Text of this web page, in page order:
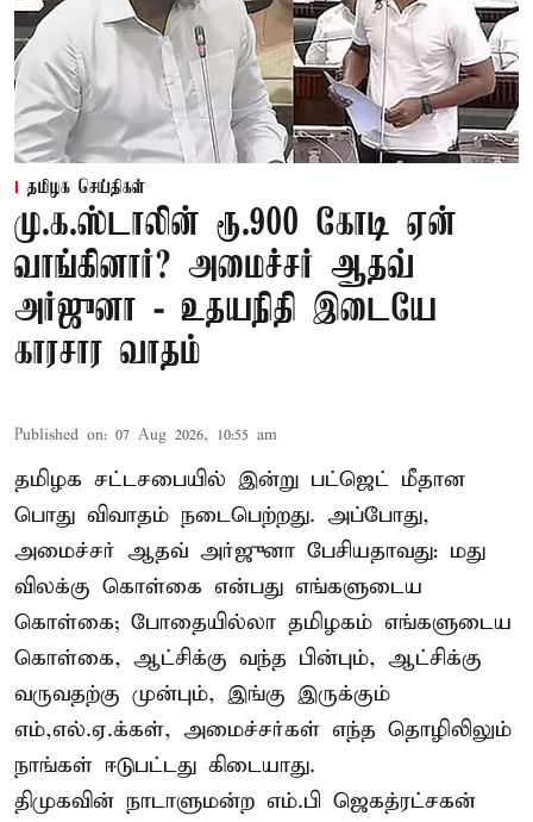
தமிழக செய்திகள்
மு.க.ஸ்டாலின் ரூ.900 கோடி ஏன்
வாங்கினார்? அமைச்சர் ஆதவ்
அர்ஜுனா - உதயநிதி இடையே
காரசார வாதம்
Published on: 07 Aug 2026, 10:55 am
தமிழக சட்டசபையில் இன்று பட்ஜெட் மீதான
பொது விவாதம் நடைபெற்றது. அப்போது,
அமைச்சர் ஆதவ் அர்ஜுனா பேசியதாவது: மது
விலக்கு கொள்கை என்பது எங்களுடைய
கொள்கை; போதையில்லா தமிழகம் எங்களுடைய
கொள்கை, ஆட்சிக்கு வந்த பின்பும், ஆட்சிக்கு
வருவதற்கு முன்பும், இங்கு இருக்கும்
எம்,எல்.ஏ.க்கள், அமைச்சர்கள் எந்த தொழிலிலும்
நாங்கள் ஈடுபட்டது கிடையாது.
திமுகவின் நாடாளுமன்ற எம்.பி ஜெகத்ரட்சகன்